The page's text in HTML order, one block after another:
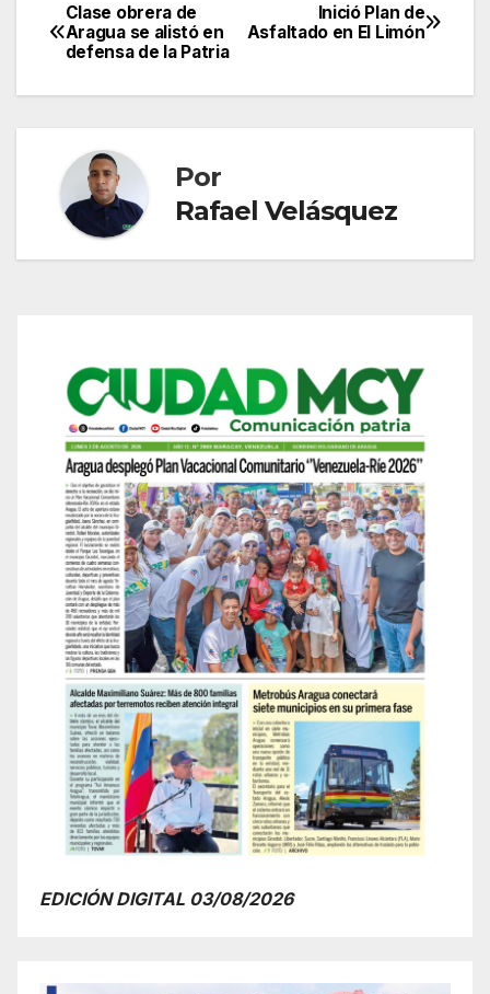
Navegación
de
Inició Plan de
Asfaltado en El Limón
Clase obrera de
Aragua se alistó en
defensa de la Patria
Por
Rafael Velásquez
EDICIÓN DIGITAL 03/08/2026